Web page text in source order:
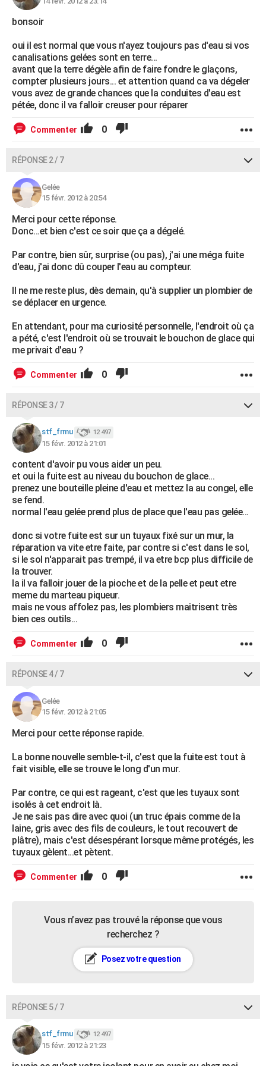
bonsoir
oui il est normal que vous n'ayez toujours pas d'eau si vos
canalisations gelées sont en terre...
avant que la terre dégèle afin de faire fondre le glaçons,
compter plusieurs jours... et attention quand ca va dégeler
vous avez de grande chances que la conduites d'eau est
pétée, donc il va falloir creuser pour réparer
Commenter 0
RÉPONSE 2 / 7
Gelée
15 févr. 2012 à 20:54
Merci pour cette réponse.
Donc...et bien c'est ce soir que ça a dégelé.
Par contre, bien sûr, surprise (ou pas), j'ai une méga fuite
d'eau, j'ai donc dû couper l'eau au compteur.
Il ne me reste plus, dès demain, qu'à supplier un plombier de
se déplacer en urgence.
En attendant, pour ma curiosité personnelle, l'endroit où ça
a pété, c'est l'endroit où se trouvait le bouchon de glace qui
me privait d'eau ?
Commenter 0
RÉPONSE 3 / 7
stf_frmu 12 497
15 févr. 2012 à 21:01
content d'avoir pu vous aider un peu.
et oui la fuite est au niveau du bouchon de glace...
prenez une bouteille pleine d'eau et mettez la au congel, elle
se fend.
normal l'eau gelée prend plus de place que l'eau pas gelée...
donc si votre fuite est sur un tuyaux fixé sur un mur, la
réparation va vite etre faite, par contre si c'est dans le sol,
si le sol n'apparait pas trempé, il va etre bcp plus difficile de
la trouver.
la il va falloir jouer de la pioche et de la pelle et peut etre
meme du marteau piqueur.
mais ne vous affolez pas, les plombiers maitrisent très
bien ces outils...
Commenter 0
RÉPONSE 4 / 7
Gelée
15 févr. 2012 à 21:05
Merci pour cette réponse rapide.
La bonne nouvelle semble-t-il, c'est que la fuite est tout à
fait visible, elle se trouve le long d'un mur.
Par contre, ce qui est rageant, c'est que les tuyaux sont
isolés à cet endroit là.
Je ne sais pas dire avec quoi (un truc épais comme de la
laine, gris avec des fils de couleurs, le tout recouvert de
plâtre), mais c'est désespérant lorsque même protégés, les
tuyaux gèlent...et pètent.
Commenter 0
Vous n’avez pas trouvé la réponse que vous
recherchez ?
Posez votre question
RÉPONSE 5 / 7
stf_frmu 12 497
15 févr. 2012 à 21:23